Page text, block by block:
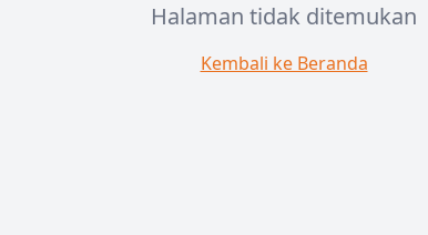
Halaman tidak ditemukan
Kembali ke Beranda